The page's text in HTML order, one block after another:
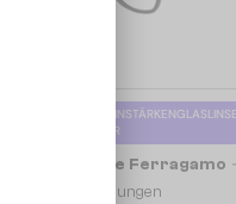
MIT EINER EINSTÄRKENGLASLINSE
PLUS 65 EUR
Salvatore Ferragamo
Brillenfassungen